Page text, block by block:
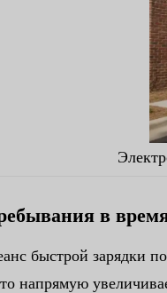
в
быстрой зарядки
напрямую